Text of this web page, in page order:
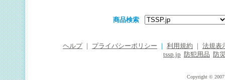
商品検索
ヘルプ プライバシーポリシー 利用規約
法規表
tssp.jp
防犯用品 防
Copyright © 2007